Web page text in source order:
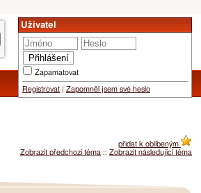
Uživatel
Zapamatovat
Registrovat Zapomněl jsem své heslo
přidat k oblíbeným
Zobrazit předchozí téma :: Zobrazit následující téma